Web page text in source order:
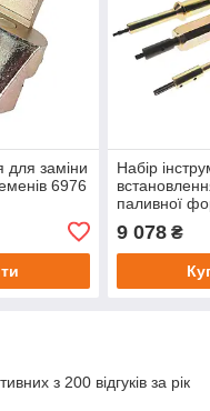
для заміни
6976
Набір
паливної
9 078₴
з 200 відгуків за рік